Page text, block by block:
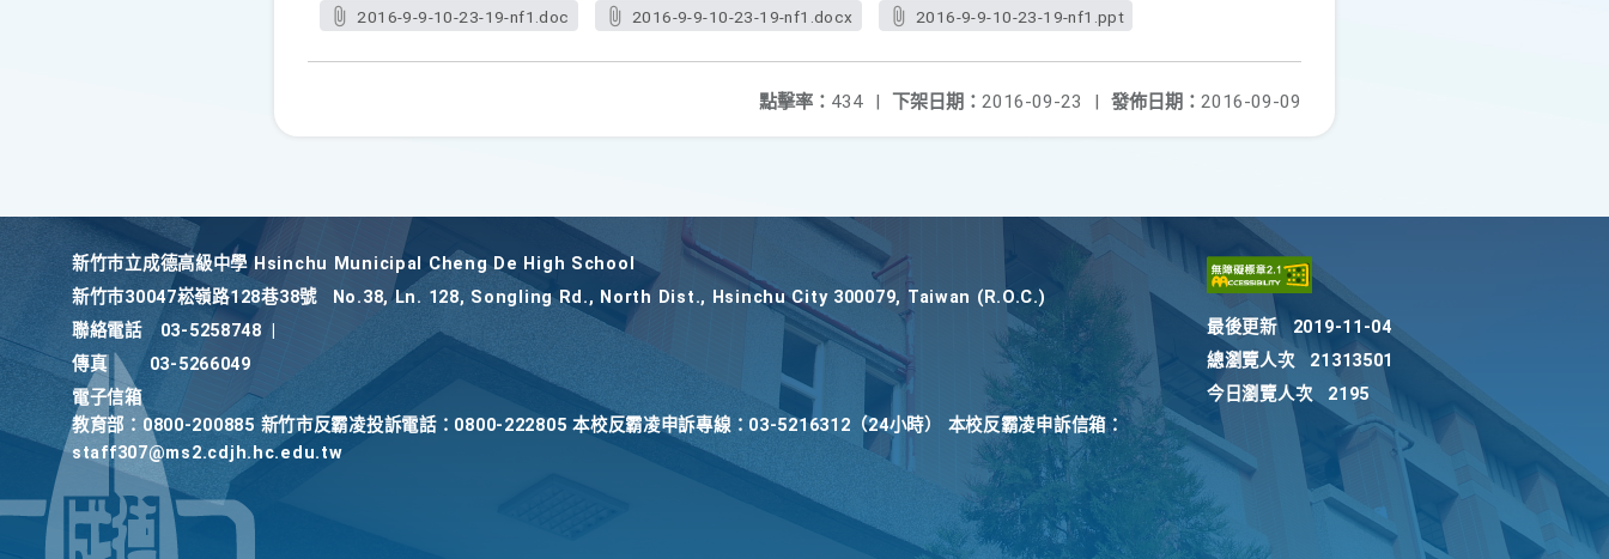
2016-9-9-10-23-19-nf1.doc 2016-9-9-10-23-19-nf1.docx 2016-9-9-10-23-19-nf1.ppt
發佈日期： 2016-09-09
下架日期： 2016-09-23 |
點擊率： 434 |
新竹巿立成德高級中學 Hsinchu Municipal Cheng De High School
新竹巿30047崧嶺路128巷38號
No.38, Ln. 128, Songling Rd., North Dist., Hsinchu City 300079, Taiwan (R.O.C.)
聯絡電話
03-5258748
傳真
03-5266049
電子信箱
教育部：0800-200885 新竹市反霸凌投訴電話：0800-222805 本校反霸凌申訴專線：03-5216312（24小時） 本校反霸凌申訴信箱：
staff307@ms2.cdjh.hc.edu.tw
最後更新
2019-11-04
總瀏覽人次
21313501
今日瀏覽人次
2195